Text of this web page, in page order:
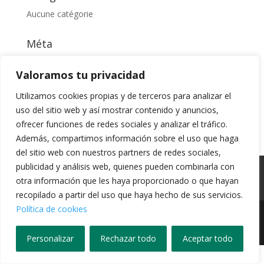
Valoramos tu privacidad
Utilizamos cookies propias y de terceros para analizar el
uso del sitio web y así mostrar contenido y anuncios,
ofrecer funciones de redes sociales y analizar el tráfico.
Además, compartimos información sobre el uso que haga
del sitio web con nuestros partners de redes sociales,
publicidad y análisis web, quienes pueden combinarla con
otra información que les haya proporcionado o que hayan
recopilado a partir del uso que haya hecho de sus servicios.
Política de cookies
Personalizar Rechazar todo Aceptar todo
Aucune catégorie
Méta
Flux des publications
Flux des commentaires
Site de WordPress-FR
Política de Cookies
Política de Privacidad
Aviso Legal
Canal Ético
Design de
WordPress